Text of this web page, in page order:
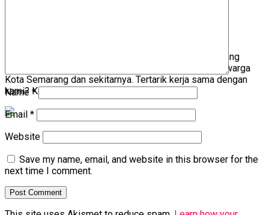
PORTALSEMARANG.COM adalah media terpercaya yang
memberikan informasi bermakna tentang gaya hidup warga
Kota Semarang dan sekitarnya. Tertarik kerja sama dengan
kami? Kontak Rosi: 0812-3826-1313
Name *
Email *
Website
Save my name, email, and website in this browser for the
next time I comment.